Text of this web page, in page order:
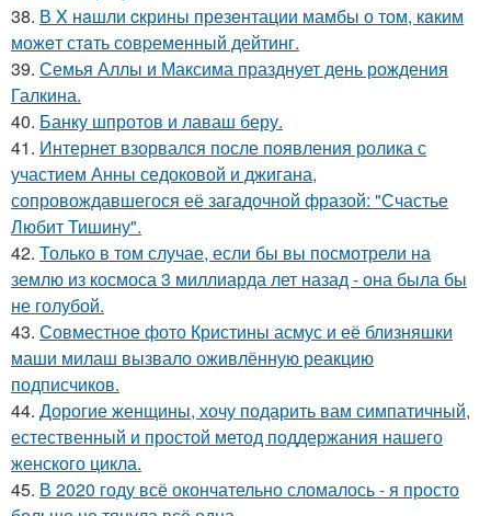
38. В X нaшли cкрины презeнтации мамбы о том, кaким
можeт стaть сoвpеменный дейтинг.
39. Семья Аллы и Максима празднует день рождения
Галкина.
40. Банку шпротов и лаваш беру.
41. Интернет взорвался после появления ролика с
участием Анны седоковой и джигана,
сопровождавшегося её загадочной фразой: "Счастье
Любит Тишину".
42. Только в том случае, если бы вы посмотрели на
землю из космоса 3 миллиарда лет назад - она была бы
не голубой.
43. Совместное фото Кристины асмус и её близняшки
маши милаш вызвало оживлённую реакцию
подписчиков.
44. Дорогие женщины, хочу подарить вам симпатичный,
естественный и простой метод поддержания нашего
женского цикла.
45. В 2020 году всё окончательно сломалось - я просто